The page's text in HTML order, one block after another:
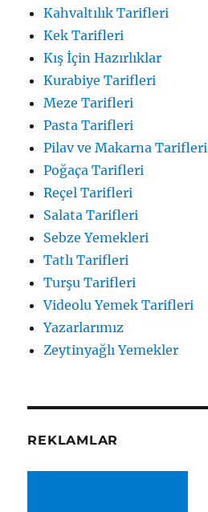
Kahvaltılık Tarifleri
Kek Tarifleri
Kış İçin Hazırlıklar
Kurabiye Tarifleri
Meze Tarifleri
Pasta Tarifleri
Pilav ve Makarna Tarifleri
Poğaça Tarifleri
Reçel Tarifleri
Salata Tarifleri
Sebze Yemekleri
Tatlı Tarifleri
Turşu Tarifleri
Videolu Yemek Tarifleri
Yazarlarımız
Zeytinyağlı Yemekler
REKLAMLAR